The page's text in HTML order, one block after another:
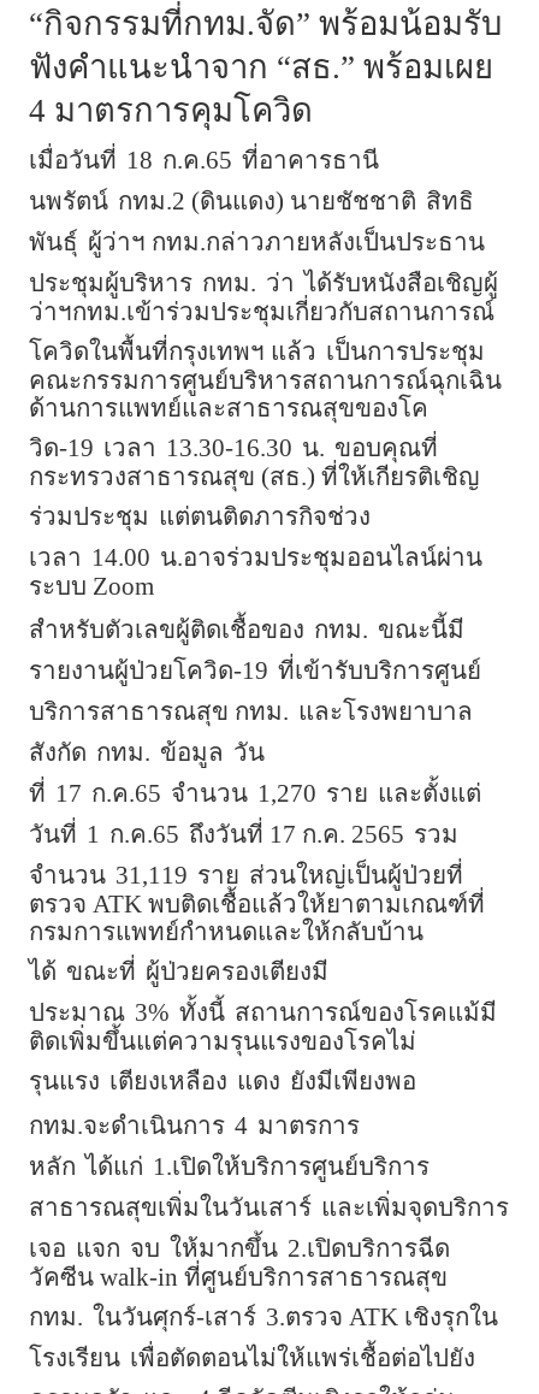
“กิจกรรมที่กทม.จัด” พร้อมน้อมรับ
ฟังคำแนะนำจาก “สธ.” พร้อมเผย
4 มาตรการคุมโควิด
เมื่อวันที่ 18 ก.ค.65 ที่อาคารธานี
นพรัตน์ กทม.2 (ดินแดง) นายชัชชาติ สิทธิ
พันธุ์ ผู้ว่าฯ กทม.กล่าวภายหลังเป็นประธาน
ประชุมผู้บริหาร กทม. ว่า ได้รับหนังสือเชิญผู้
ว่าฯกทม.เข้าร่วมประชุมเกี่ยวกับสถานการณ์
โควิดในพื้นที่กรุงเทพฯ แล้ว เป็นการประชุม
คณะกรรมการศูนย์บริหารสถานการณ์ฉุกเฉิน
ด้านการแพทย์และสาธารณสุขของโค
วิด-19 เวลา 13.30-16.30 น. ขอบคุณที่
กระทรวงสาธารณสุข (สธ.) ที่ให้เกียรติเชิญ
ร่วมประชุม แต่ตนติดภารกิจช่วง
เวลา 14.00 น.อาจร่วมประชุมออนไลน์ผ่าน
ระบบ Zoom
สำหรับตัวเลขผู้ติดเชื้อของ กทม. ขณะนี้มี
รายงานผู้ป่วยโควิด-19 ที่เข้ารับบริการศูนย์
บริการสาธารณสุข กทม. และโรงพยาบาล
สังกัด กทม. ข้อมูล วัน
ที่ 17 ก.ค.65 จำนวน 1,270 ราย และตั้งแต่
วันที่ 1 ก.ค.65 ถึงวันที่ 17 ก.ค. 2565 รวม
จำนวน 31,119 ราย ส่วนใหญ่เป็นผู้ป่วยที่
ตรวจ ATK พบติดเชื้อแล้วให้ยาตามเกณฑ์ที่
กรมการแพทย์กำหนดและให้กลับบ้าน
ได้ ขณะที่ ผู้ป่วยครองเตียงมี
ประมาณ 3% ทั้งนี้ สถานการณ์ของโรคแม้มี
ติดเพิ่มขึ้นแต่ความรุนแรงของโรคไม่
รุนแรง เตียงเหลือง แดง ยังมีเพียงพอ
กทม.จะดำเนินการ 4 มาตรการ
หลัก ได้แก่ 1.เปิดให้บริการศูนย์บริการ
สาธารณสุขเพิ่มในวันเสาร์ และเพิ่มจุดบริการ
เจอ แจก จบ ให้มากขึ้น 2.เปิดบริการฉีด
วัคซีน walk-in ที่ศูนย์บริการสาธารณสุข
กทม. ในวันศุกร์-เสาร์ 3.ตรวจ ATK เชิงรุกใน
โรงเรียน เพื่อตัดตอนไม่ให้แพร่เชื้อต่อไปยัง